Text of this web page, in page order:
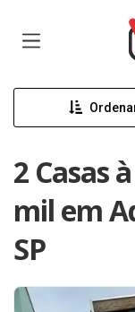
2 Casas
mil em
SP